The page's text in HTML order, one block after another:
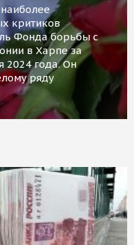
критиков
Фонда борьбы с
в Харпе за
2024 года. Он
ряду